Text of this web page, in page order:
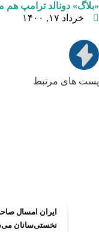
«بلاگ» دونالد ترامپ
خرداد ۱۷, ۱۴۰۰
پست های مرتبط
ایران امسال
نخستی‌سانان